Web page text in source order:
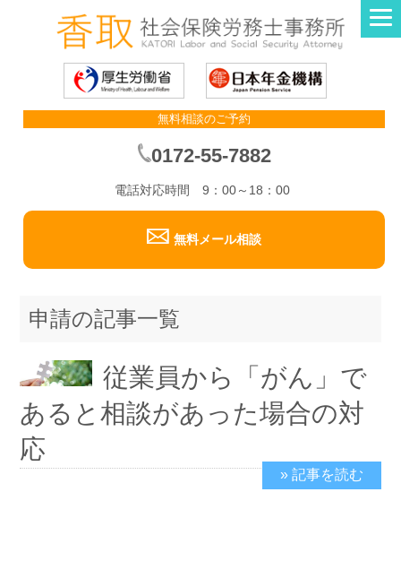
無料相談のご予約
0172-55-7882
電話対応時間 9：00～18：00
無料メール相談
申請の記事一覧
従業員から「がん」で
あると相談があった場合の対
応
2019/6/4
» 記事を読む